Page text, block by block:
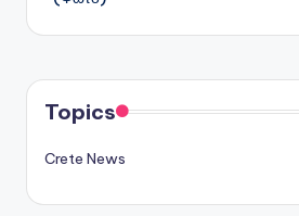
Topics
Crete News